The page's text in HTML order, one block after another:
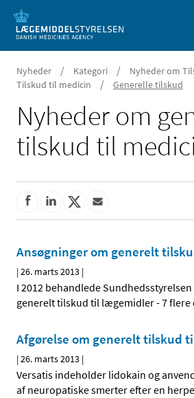
Nyheder / Kategori / Nyheder om
Tilskud til medicin / Generelle tilskud
Nyheder om
tilskud til
Ansøgninger om generelt
|26. marts 2013 |
I 2012 behandlede Sundhedsstyrelsen
generelt tilskud til lægemidler - 7 flere
Afgørelse om generelt tilskud
|26. marts 2013 |
Versatis indeholder lidokain og
af neuropatiske smerter efter en